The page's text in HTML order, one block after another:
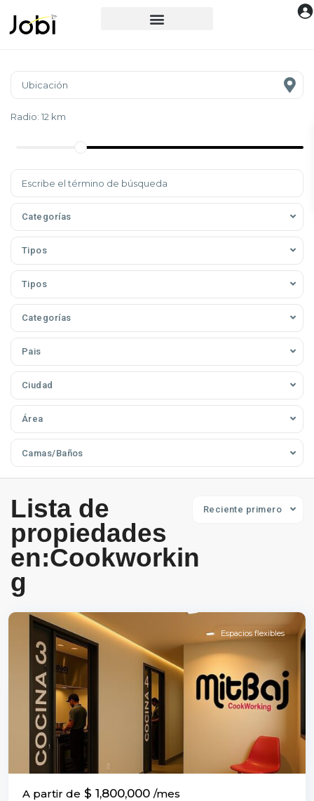
Radio: 12 km
Categorías
Tipos
Tipos
Categorías
Pais
Ciudad
Área
Camas/Baños
Reciente primero
Lista de
propiedades
en:Cookworkin
gOccidente
Espacios flexibles
A partir de $ 1,800,000 /mes